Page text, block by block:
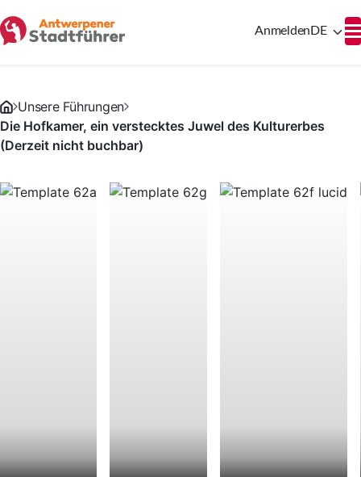
Anmelden DE
Unsere Führungen
Die Hofkamer, ein verstecktes Juwel des Kulturerbes
(Derzeit nicht buchbar)